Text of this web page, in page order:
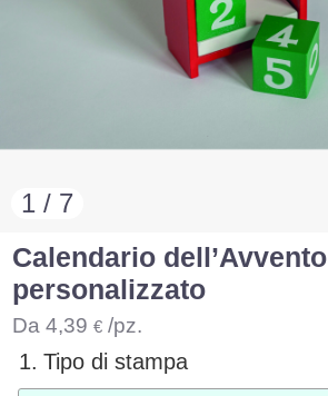
1 / 7
Calendario dell’Avvento
personalizzato
Da4,39 € /pz.
1. Tipo di stampa